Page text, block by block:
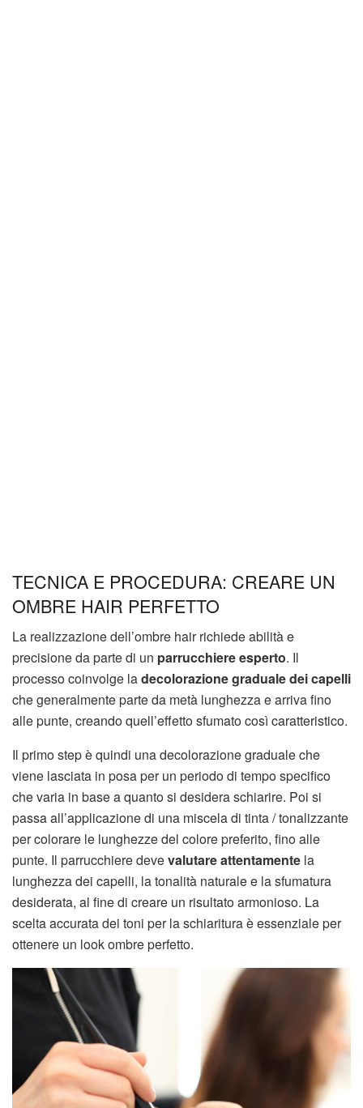
TECNICA E PROCEDURA: CREARE UN
OMBRE HAIR PERFETTO
La realizzazione dell’ombre hair richiede abilità e
precisione da parte di un parrucchiere esperto. Il
processo coinvolge ladecolorazione graduale dei capelli
che generalmente parte da metà lunghezza e arriva fino
alle punte, creando quell’effetto sfumato così caratteristico.
Il primo step è quindi una decolorazione graduale che
viene lasciata in posa per un periodo di tempo specifico
che varia in base a quanto si desidera schiarire. Poi si
passa all’applicazione di una miscela di tinta / tonalizzante
per colorare le lunghezze del colore preferito, fino alle
punte. Il parrucchiere devevalutare attentamente la
lunghezza dei capelli, la tonalità naturale e la sfumatura
desiderata, al fine di creare un risultato armonioso. La
scelta accurata dei toni per la schiaritura è essenziale per
ottenere un look ombre perfetto.